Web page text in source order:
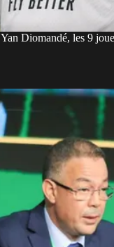
Diomandé, les 9